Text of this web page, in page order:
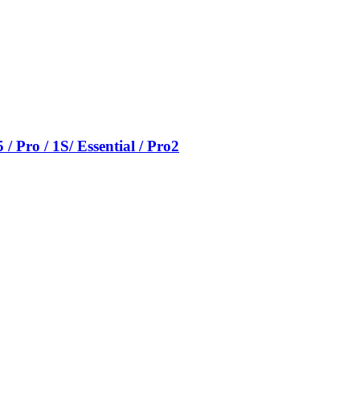
Pro / 1S/ Essential / Pro2